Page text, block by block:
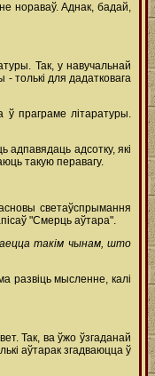
нораваў. Аднак, бадай,
Так, у навучальнай
толькі для дадатковага
праграме літаратуры.
адпавядаць адсотку, які
такую перавагу.
светаўспрымання
"Смерць аўтара".
такім чынам, што
развіць мысленне, калі
Так, ва ўжо ўзгаданай
аўтарак згадваюцца ў